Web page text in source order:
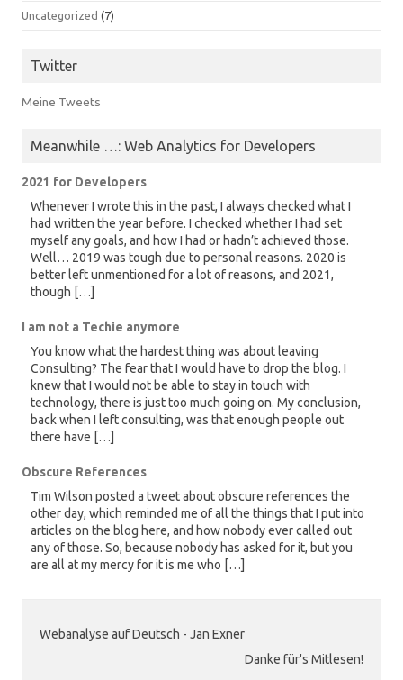
Uncategorized (7)
Twitter
Meine Tweets
Meanwhile …: Web Analytics for Developers
2021 for Developers
Whenever I wrote this in the past, I always checked what I
had written the year before. I checked whether I had set
myself any goals, and how I had or hadn’t achieved those.
Well… 2019 was tough due to personal reasons. 2020 is
better left unmentioned for a lot of reasons, and 2021,
though […]
I am not a Techie anymore
You know what the hardest thing was about leaving
Consulting? The fear that I would have to drop the blog. I
knew that I would not be able to stay in touch with
technology, there is just too much going on. My conclusion,
back when I left consulting, was that enough people out
there have […]
Obscure References
Tim Wilson posted a tweet about obscure references the
other day, which reminded me of all the things that I put into
articles on the blog here, and how nobody ever called out
any of those. So, because nobody has asked for it, but you
are all at my mercy for it is me who […]
Webanalyse auf Deutsch - Jan Exner
Danke für's Mitlesen!